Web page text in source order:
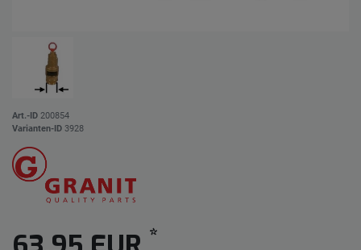
Art.-ID 200854
Varianten-ID 3928
*